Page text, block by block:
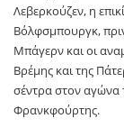
Λεβερκούζεν, η
Βόλφσμπουργκ,
Μπάγερν και οι
Βρέμης και της
σέντρα στον αγώνα
Φρανκφούρτης.